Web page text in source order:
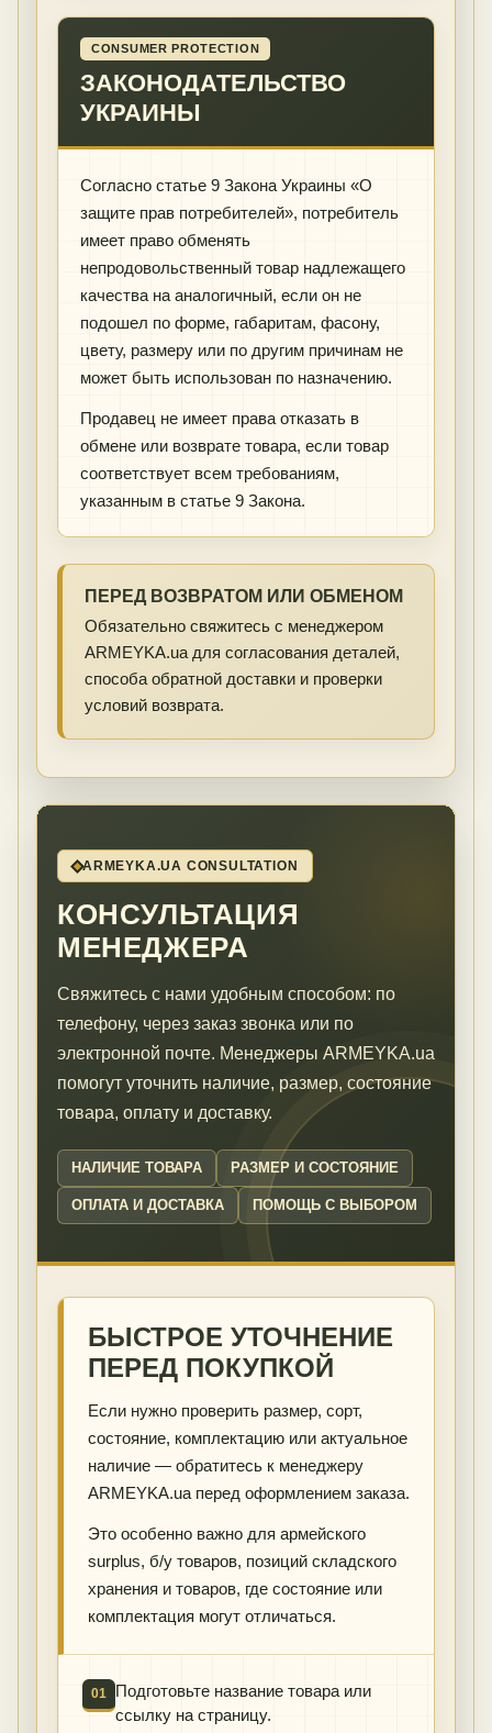
CONSUMER PROTECTION
ЗАКОНОДАТЕЛЬСТВО
УКРАИНЫ
Согласно статье 9 Закона Украины «О
защите прав потребителей», потребитель
имеет право обменять
непродовольственный товар надлежащего
качества на аналогичный, если он не
подошел по форме, габаритам, фасону,
цвету, размеру или по другим причинам не
может быть использован по назначению.
Продавец не имеет права отказать в
обмене или возврате товара, если товар
соответствует всем требованиям,
указанным в статье 9 Закона.
ПЕРЕД ВОЗВРАТОМ ИЛИ ОБМЕНОМ
Обязательно свяжитесь с менеджером
ARMEYKA.ua для согласования деталей,
способа обратной доставки и проверки
условий возврата.
ARMEYKA.UA CONSULTATION
КОНСУЛЬТАЦИЯ
МЕНЕДЖЕРА
Свяжитесь с нами удобным способом: по
телефону, через заказ звонка или по
электронной почте. Менеджеры ARMEYKA.ua
помогут уточнить наличие, размер, состояние
товара, оплату и доставку.
НАЛИЧИЕ ТОВАРА РАЗМЕР И СОСТОЯНИЕ
ОПЛАТА И ДОСТАВКА ПОМОЩЬ С ВЫБОРОМ
БЫСТРОЕ УТОЧНЕНИЕ
ПЕРЕД ПОКУПКОЙ
Если нужно проверить размер, сорт,
состояние, комплектацию или актуальное
наличие — обратитесь к менеджеру
ARMEYKA.ua перед оформлением заказа.
Это особенно важно для армейского
surplus, б/у товаров, позиций складского
хранения и товаров, где состояние или
комплектация могут отличаться.
01
Подготовьте название товара или
ссылку на страницу.